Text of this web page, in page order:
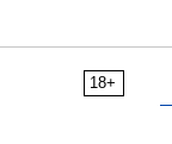
18+